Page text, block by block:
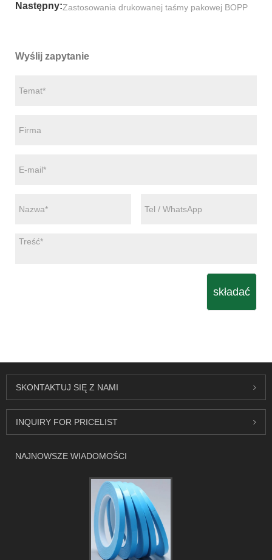
Następny:Zastosowania drukowanej taśmy pakowej BOPP
Wyślij zapytanie
składać
SKONTAKTUJ SIĘ Z NAMI
INQUIRY FOR PRICELIST
NAJNOWSZE WIADOMOŚCI